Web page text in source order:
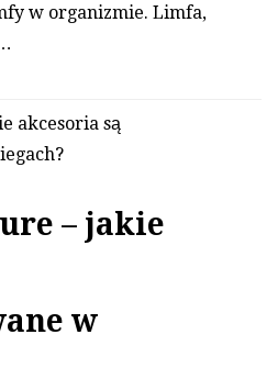
w organizmie. Limfa,
– jakie
w